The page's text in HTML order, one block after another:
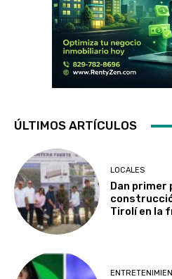
ÚLTIMOS ARTÍCULOS
LOCALES
Dan primer
Tirolí en la